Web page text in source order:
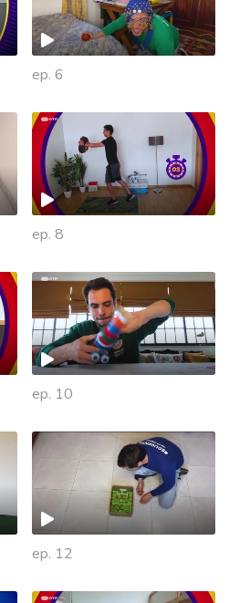
ep. 6
ep. 8
ep. 10
ep. 12